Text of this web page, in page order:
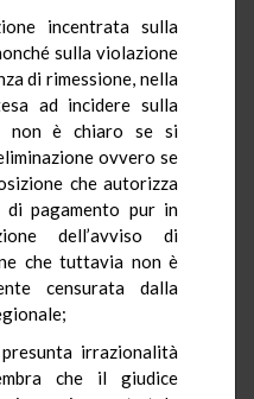
incentrata sulla
sulla violazione
di rimessione, nella
ad incidere sulla
non è chiaro se si
ovvero se
che autorizza
di pagamento pur in
dell’avviso di
che tuttavia non è
censurata dalla
irrazionalità
che il giudice